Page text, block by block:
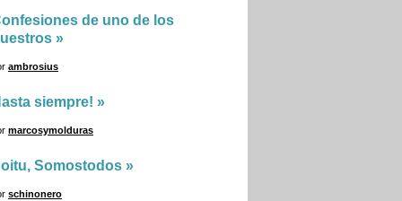
de uno de los
»
ambrosius
siempre! »
marcosymolduras
Somostodos »
schinonero